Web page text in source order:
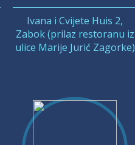
Ivana i Cvijete Huis 2,
Zabok (prilaz restoranu iz
ulice Marije Jurić Zagorke)